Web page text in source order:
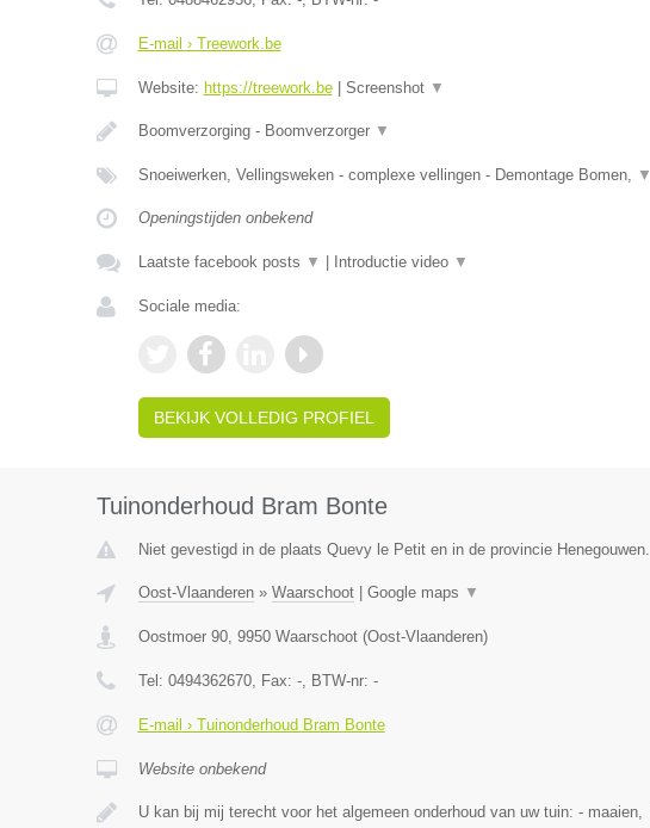
E-mail › Treework.be
Website: https://treework.be| Screenshot ▼
Boomverzorging - Boomverzorger ▼
Snoeiwerken, Vellingsweken - complexe vellingen - Demontage Bomen, ▼
Openingstijden onbekend
Laatste facebook posts ▼ Introductie video ▼
Sociale media:
BEKIJK VOLLEDIG PROFIEL
Tuinonderhoud Bram Bonte
Niet gevestigd in de plaats Quevy le Petit en in de provincie Henegouwen.
Oost-Vlaanderen» Waarschoot| Google maps ▼
Oostmoer 90, 9950 Waarschoot(Oost-Vlaanderen)
Tel: 0494362670, Fax: -, BTW-nr: -
E-mail › Tuinonderhoud Bram Bonte
Website onbekend
U kan bij mij terecht voor het algemeen onderhoud van uw tuin: - maaien,